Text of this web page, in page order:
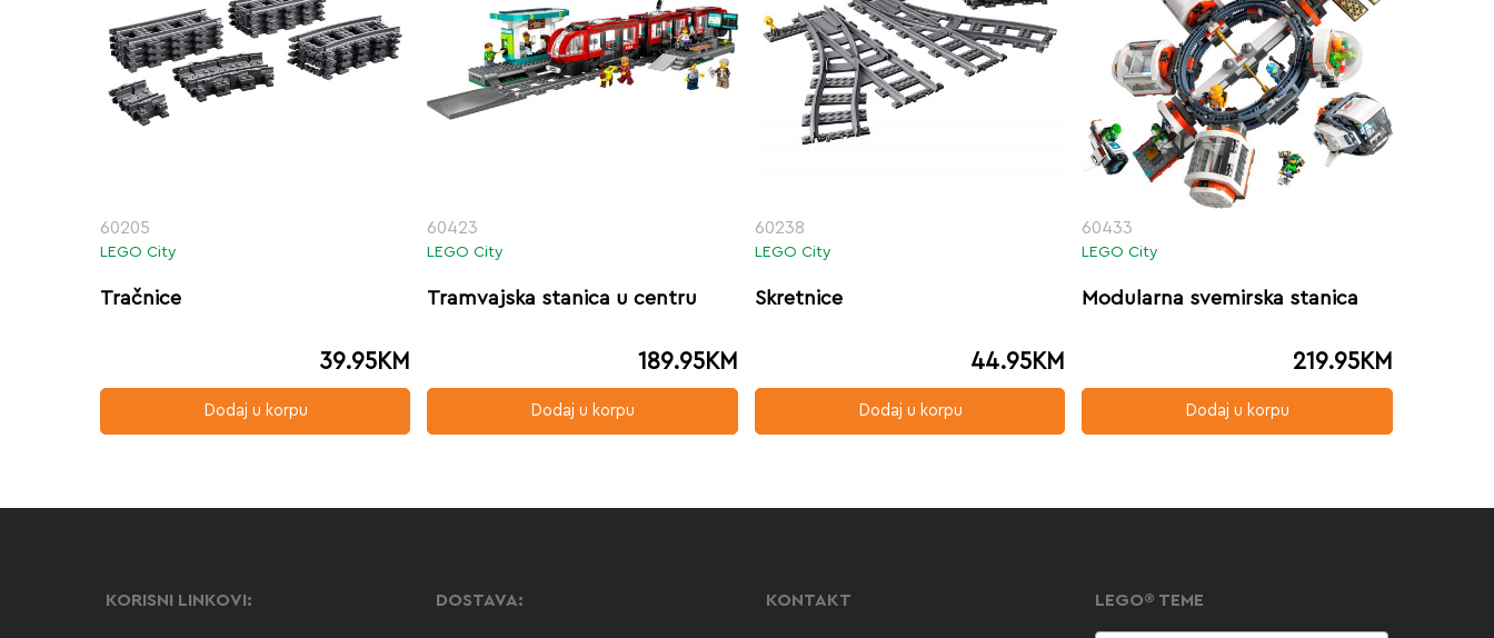
60205
LEGO City
Tračnice
39.95KM
Dodaj u korpu
60423
LEGO City
Tramvajska stanica u centru
189.95KM
Dodaj u korpu
60238
LEGO City
Skretnice
44.95KM
Dodaj u korpu
60433
LEGO City
Modularna svemirska stanica
219.95KM
Dodaj u korpu
KORISNI LINKOVI: DOSTAVA: KONTAKT LEGO® TEME